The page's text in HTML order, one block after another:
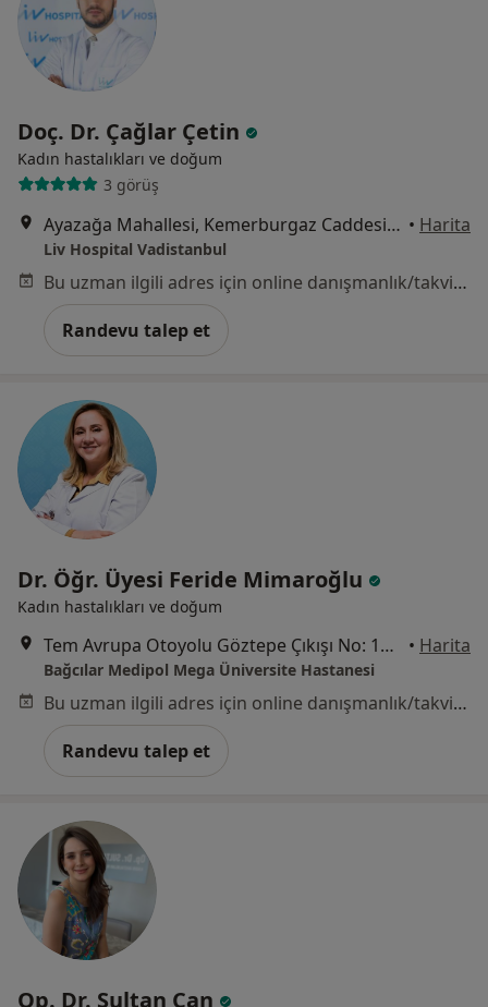
Doç. Dr. Çağlar Çetin
Kadın hastalıkları ve doğum
3 görüş
Ayazağa Mahallesi, Kemerburgaz Caddesi, Vadistanbul Park Etabı, 7F Blok, İstanbul • Harita
Liv Hospital Vadistanbul
Bu uzman ilgili adres için online danışmanlık/takvim sunmuyor.
Randevu talep et
Dr. Öğr. Üyesi Feride Mimaroğlu
Kadın hastalıkları ve doğum
Tem Avrupa Otoyolu Göztepe Çıkışı No: 1Bağcılar, İstanbul • Harita
Bağcılar Medipol Mega Üniversite Hastanesi
Bu uzman ilgili adres için online danışmanlık/takvim sunmuyor.
Randevu talep et
Op. Dr. Sultan Can